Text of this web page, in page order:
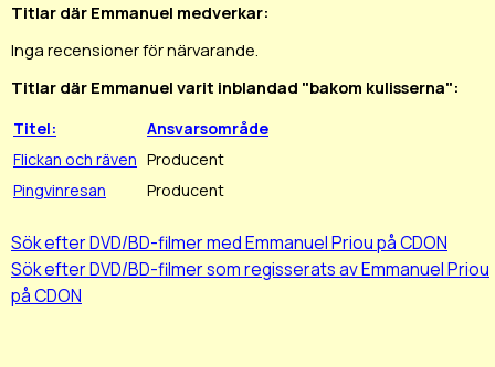
Titlar där Emmanuel medverkar:
Inga recensioner för närvarande.
Titlar där Emmanuel varit inblandad "bakom kulisserna":
Titel:
Ansvarsområde
Flickan och räven Producent
Pingvinresan
Producent
Sök efter DVD/BD-filmer med Emmanuel Priou på CDON
Sök efter DVD/BD-filmer som regisserats av Emmanuel Priou
på CDON